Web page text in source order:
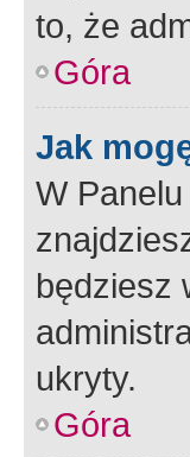
to, że
Góra
Jak
W
będziesz
ukryty.
Góra